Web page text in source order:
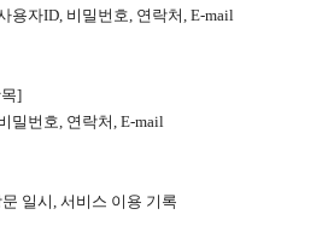
용자ID, 비밀번호, 연락처, E-mail
]
밀번호, 연락처, E-mail
문 일시,서비스 이용 기록